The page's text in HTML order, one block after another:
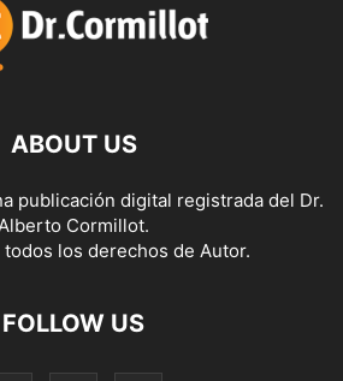
ABOUT US
publicación digital registrada del Dr.
Cormillot.
los derechos de Autor.
FOLLOW US